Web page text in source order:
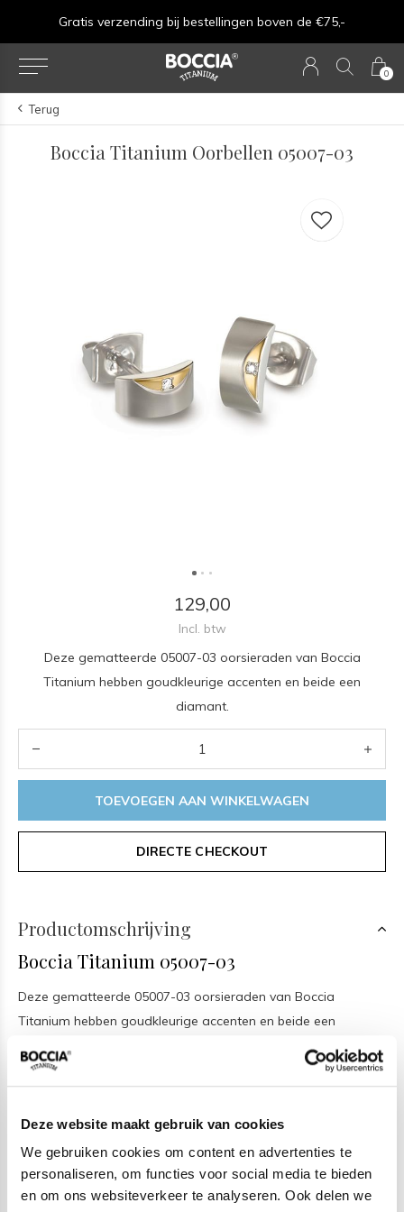
Deze website maakt gebruik van cookies
We gebruiken cookies om content en advertenties te
personaliseren, om functies voor social media te bieden
en om ons websiteverkeer te analyseren. Ook delen we
0
Gratis verzending bij bestellingen boven de €75,-
Terug
Boccia Titanium Oorbellen 05007-03
129,00
Incl. btw
Deze gematteerde 05007-03 oorsieraden van Boccia
Titanium hebben goudkleurige accenten en beide een
diamant.
TOEVOEGEN AAN WINKELWAGEN
DIRECTE CHECKOUT
Productomschrijving
Boccia Titanium 05007-03
Deze gematteerde 05007-03 oorsieraden van Boccia
Titanium hebben goudkleurige accenten en beide een
diamant. De diamanten in dit sieraad zorgen voor een
sprankelend effect. De 05007-03 zijn 4 x 9mm. Ook is titanium
diepe krassen in. Bovendien kunnen lichte krassen gemakkelijk
Boccia Titanium sieraden